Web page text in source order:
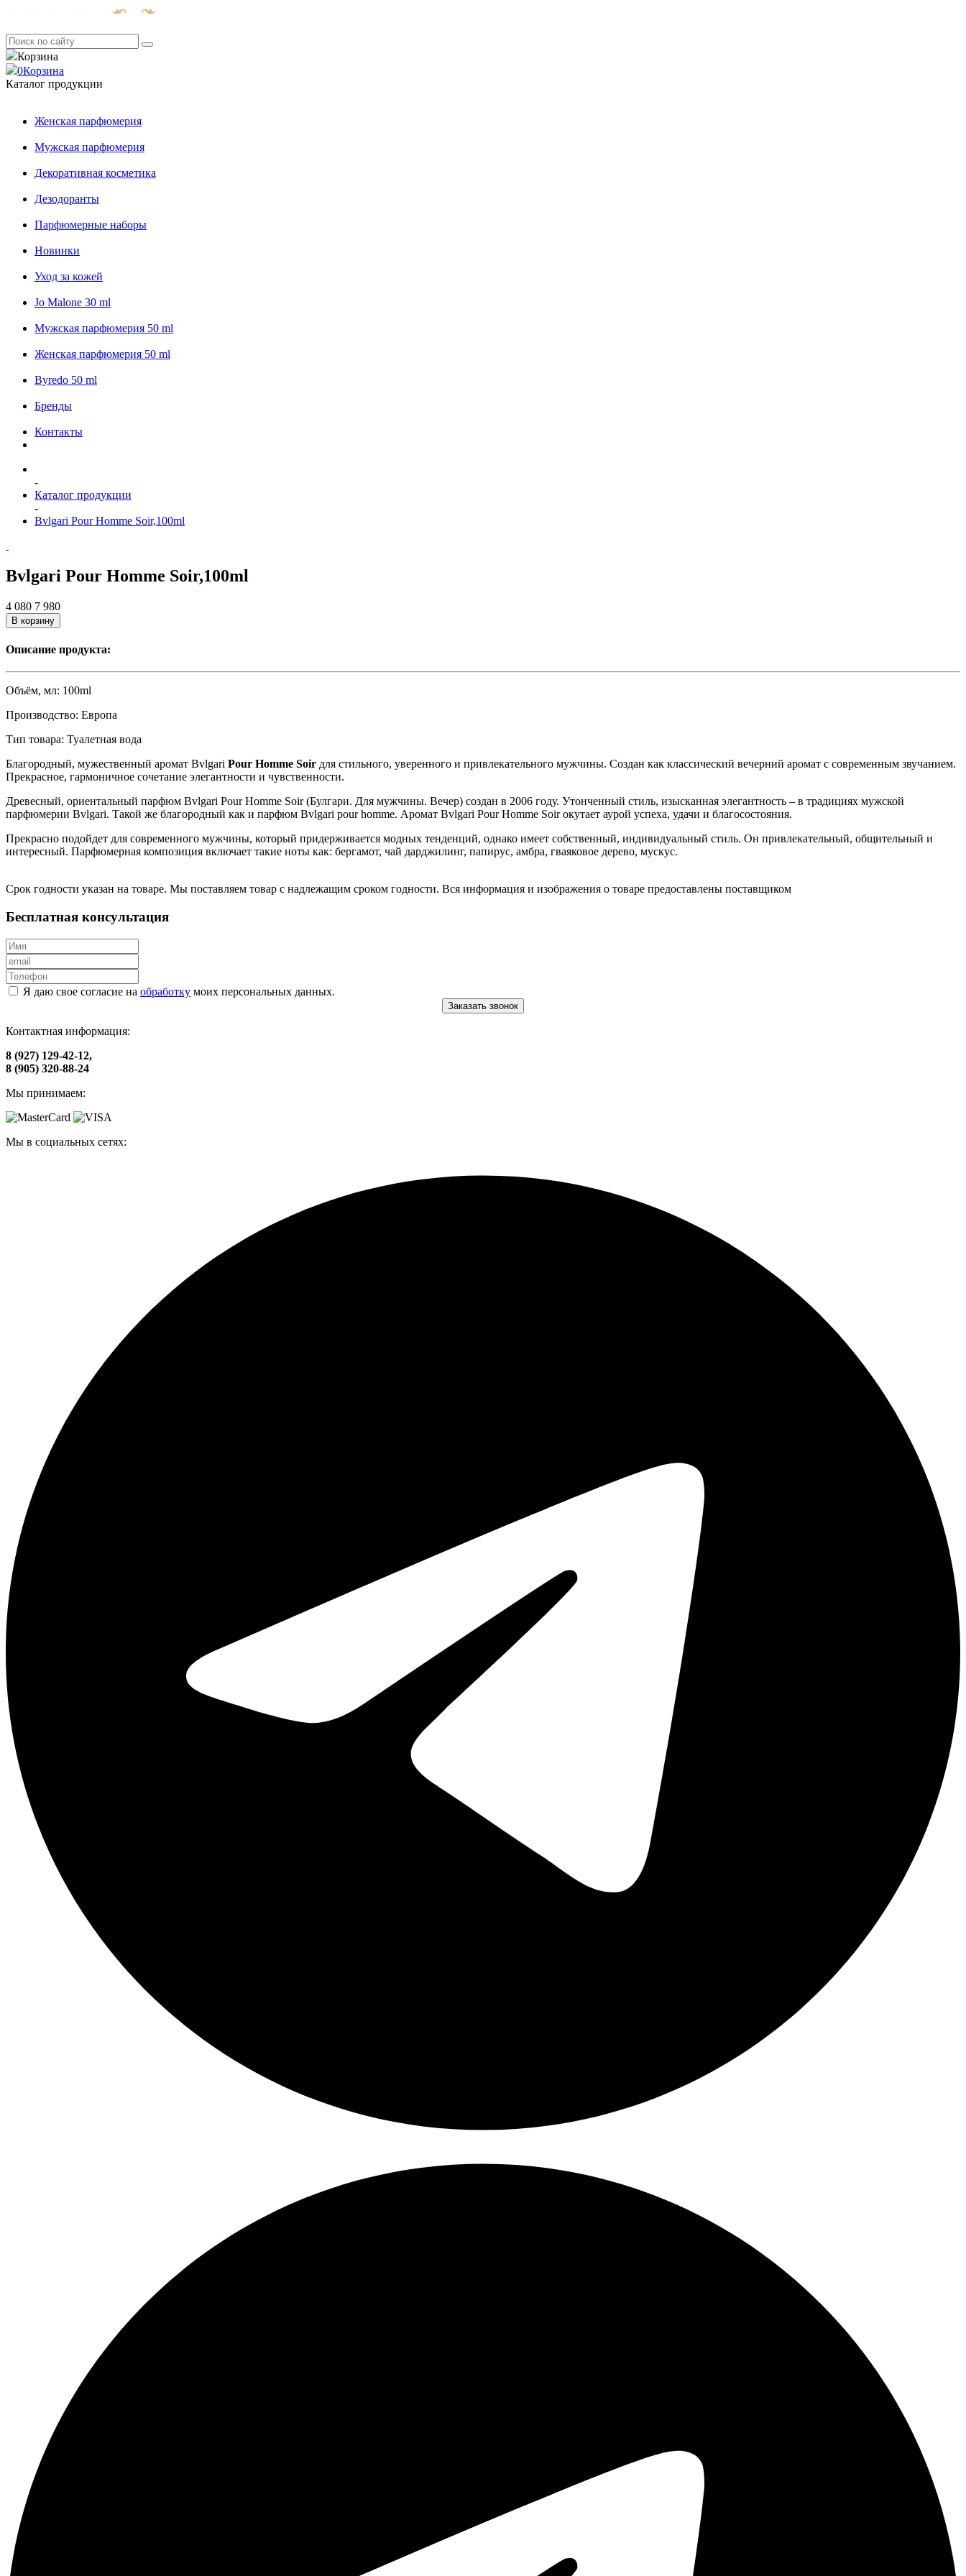
Корзина
0Корзина
Каталог продукции
Женская парфюмерия
Мужская парфюмерия
Декоративная косметика
Дезодоранты
Парфюмерные наборы
Новинки
Уход за кожей
Jo Malone 30 ml
Мужская парфюмерия 50 ml
Женская парфюмерия 50 ml
Byredo 50 ml
Бренды
Контакты
-
Каталог продукции
-
Bvlgari Pour Homme Soir,100ml
Bvlgari Pour Homme Soir,100ml
4 080 7 980
В корзину
Описание продукта:
Объём, мл: 100ml
Производство: Eвропа
Тип товара: Туалетная вода
Благородный, мужественный аромат Bvlgari Pour Homme Soir для стильного, уверенного и привлекательного мужчины. Создан как классический вечерний аромат с современным звучанием.
Прекрасное, гармоничное сочетание элегантности и чувственности.
Древесный, ориентальный парфюм Bvlgari Pour Homme Soir (Булгари. Для мужчины. Вечер) создан в 2006 году. Утонченный стиль, изысканная элегантность – в традициях мужской
парфюмерии Bvlgari. Такой же благородный как и парфюм Bvlgari pour homme. Аромат Bvlgari Pour Homme Soir окутает аурой успеха, удачи и благосостояния.
Прекрасно подойдет для современного мужчины, который придерживается модных тенденций, однако имеет собственный, индивидуальный стиль. Он привлекательный, общительный и
интересный. Парфюмерная композиция включает такие ноты как: бергамот, чай дарджилинг, папирус, амбра, гваяковое дерево, мускус.
Срок годности указан на товаре. Мы поставляем товар с надлежащим сроком годности. Вся информация и изображения о товаре предоставлены поставщиком
Бесплатная консультация
Я даю свое согласие на обработку моих персональных данных.
Заказать звонок
Контактная информация:
8 (927) 129-42-12,
8 (905) 320-88-24
Мы принимаем:
Мы в социальных сетях: